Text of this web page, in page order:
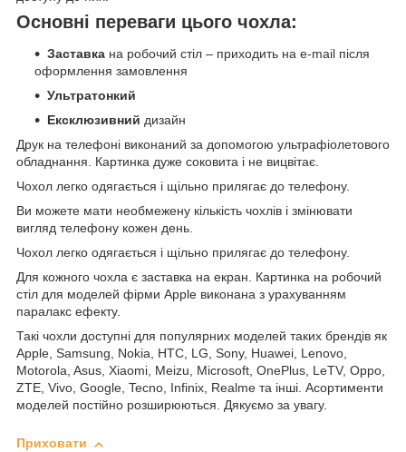
Основні переваги цього чохла:
Заставка на робочий стіл – приходить на e-mail після
оформлення замовлення
Ультратонкий
Ексклюзивний дизайн
Друк на телефоні виконаний за допомогою ультрафіолетового
обладнання. Картинка дуже соковита і не вицвітає.
Чохол легко одягається і щільно прилягає до телефону.
Ви можете мати необмежену кількість чохлів і змінювати
вигляд телефону кожен день.
Чохол легко одягається і щільно прилягає до телефону.
Для кожного чохла є заставка на екран. Картинка на робочий
стіл для моделей фірми Apple виконана з урахуванням
паралакс ефекту.
Такі чохли доступні для популярних моделей таких брендів як
Apple, Samsung, Nokia, HTC, LG, Sony, Huawei, Lenovo,
Motorola, Asus, Xiaomi, Meizu, Microsoft, OnePlus, LeTV, Oppo,
ZTE, Vivo, Google, Tecno, Infinix, Realme та інші. Асортименти
моделей постійно розширюються. Дякуємо за увагу.
Приховати